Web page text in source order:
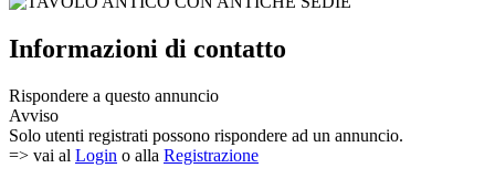
Informazioni di contatto
Rispondere a questo annuncio
Avviso
Solo utenti registrati possono rispondere ad un annuncio.
=> vai al Login o alla Registrazione